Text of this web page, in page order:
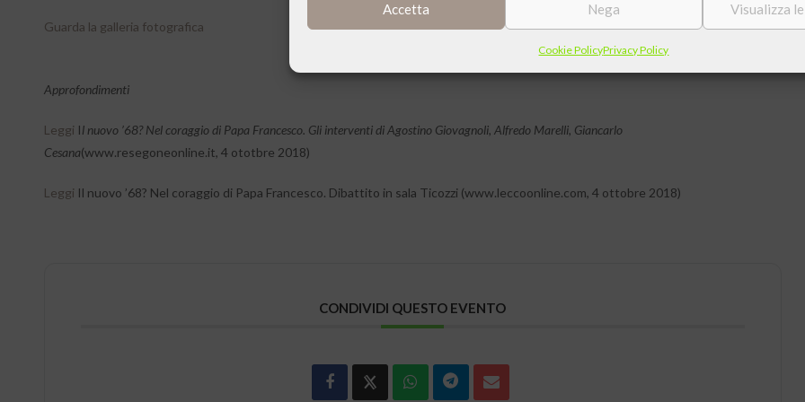
Accetta Nega Visualizza
Cookie PolicyPrivacy Policy
Guarda la galleria fotografica
Approfondimenti
Leggi Il nuovo ’68? Nel coraggio di Papa Francesco. Gli interventi di Agostino Giovagnoli, Alfredo Marelli, Giancarlo
Cesana(www.resegoneonline.it, 4 ototbre 2018)
Leggi Il nuovo ’68? Nel coraggio di Papa Francesco. Dibattito in sala Ticozzi (www.leccoonline.com, 4 ottobre 2018)
CONDIVIDI QUESTO EVENTO